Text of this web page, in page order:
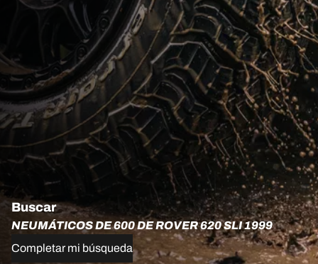
Buscar
NEUMÁTICOS DE 600 DE ROVER 620 SLI 1999
Completar mi búsqueda